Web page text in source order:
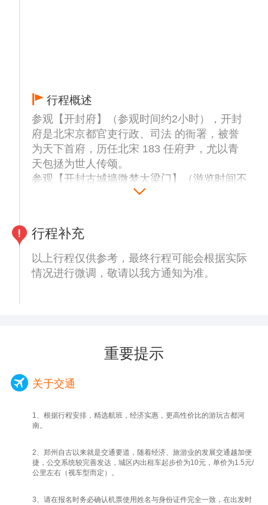
行程概述
参观【开封府】（参观时间约2小时），开封
府是北宋京都官吏行政、司法 的衙署，被誉
为天下首府，历任北宋 183 任府尹，尤以青
天包拯为世人传颂。
参观【开封古城墙微梦大梁门】（游览时间不
少于半小时），开封古城墙大梁门是开封古城
墙，裸眼体验5D《微梦大梁门》演出，真正
的全沉浸空间，360°空间包裹在真实的城墙造
景中，以颠覆传统的方式，历史与科技相结
合，再现了城摞城奇观，游客可以自由移动体
中餐后，车程约1.5个小时赴“郑州东”送团，然
后，再赴“郑州新郑机场”送团，晚上回到温馨
行程补充
以上行程仅供参考，最终行程可能会根据实际
情况进行微调，敬请以我方通知为准。
重要提示
关于交通
1、根据行程安排，精选航班，经济实惠，更高性价比的游玩古都河
南。
2、郑州自古以来就是交通要道，随着经济、旅游业的发展交通越加便
捷，公交系统较完善发达，城区内出租车起步价为10元，单价为1.5元/
公里左右（视车型而定）。
3、请在报名时务必确认机票使用姓名与身份证件完全一致，在出发时